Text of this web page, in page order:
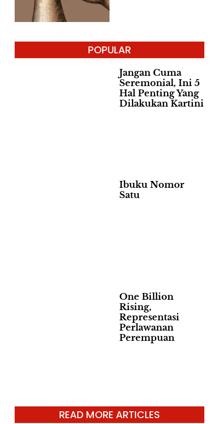
POPULAR
Jangan Cuma
Seremonial, Ini 5
Hal Penting Yang
Dilakukan Kartini
Ibuku Nomor
Satu
One Billion
Rising,
Representasi
Perlawanan
Perempuan
READ MORE ARTICLES